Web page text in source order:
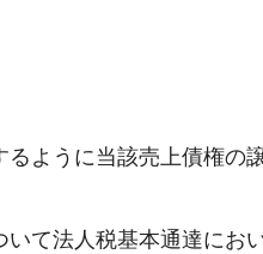
ように当該売上債権の
て法人税基本通達にお